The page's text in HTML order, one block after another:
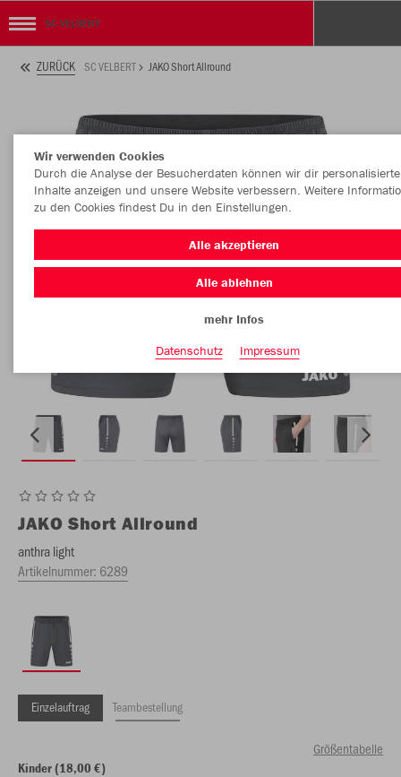
SC VELBERT
ZURÜCK SC VELBERT JAKO Short Allround
JAKO Short Allround
anthra light
Artikelnummer: 6289
Einzelauftrag Teambestellung
Größentabelle
Kinder (18,00 €)
Wir verwenden Cookies
Durch die Analyse der Besucherdaten können wir dir personalisierte
Inhalte anzeigen und unsere Website verbessern. Weitere
zu den Cookies findest Du in den Einstellungen.
Alle akzeptieren
Alle ablehnen
mehr Infos
Datenschutz
Impressum